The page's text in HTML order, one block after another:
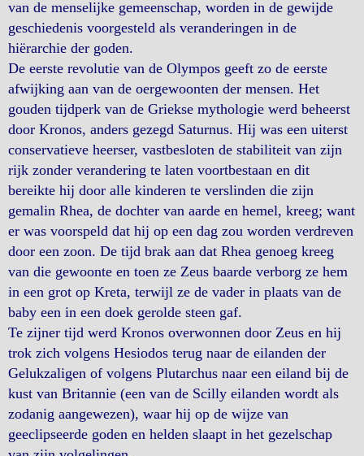
van de menselijke gemeenschap, worden in de gewijde
geschiedenis voorgesteld als veranderingen in de
hiërarchie der goden.
De eerste revolutie van de Olympos geeft zo de eerste
afwijking aan van de oergewoonten der mensen. Het
gouden tijdperk van de Griekse mythologie werd beheerst
door Kronos, anders gezegd Saturnus. Hij was een uiterst
conservatieve heerser, vastbesloten de stabiliteit van zijn
rijk zonder verandering te laten voortbestaan en dit
bereikte hij door alle kinderen te verslinden die zijn
gemalin Rhea, de dochter van aarde en hemel, kreeg; want
er was voorspeld dat hij op een dag zou worden verdreven
door een zoon. De tijd brak aan dat Rhea genoeg kreeg
van die gewoonte en toen ze Zeus baarde verborg ze hem
in een grot op Kreta, terwijl ze de vader in plaats van de
baby een in een doek gerolde steen gaf.
Te zijner tijd werd Kronos overwonnen door Zeus en hij
trok zich volgens Hesiodos terug naar de eilanden der
Gelukzaligen of volgens Plutarchus naar een eiland bij de
kust van Britannie (een van de Scilly eilanden wordt als
zodanig aangewezen), waar hij op de wijze van
geeclipseerde goden en helden slaapt in het gezelschap